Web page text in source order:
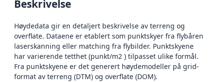
Beskrivelse
Høydedata gir en detaljert beskrivelse av terreng og
overflate. Dataene er etablert som punktskyer fra flybåren
laserskanning eller matching fra flybilder. Punktskyene
har varierende tetthet (punkt/m2 ) tilpasset ulike formål.
Fra punktskyene er det generert høydemodeller på grid-
format av terreng (DTM) og overflate (DOM).